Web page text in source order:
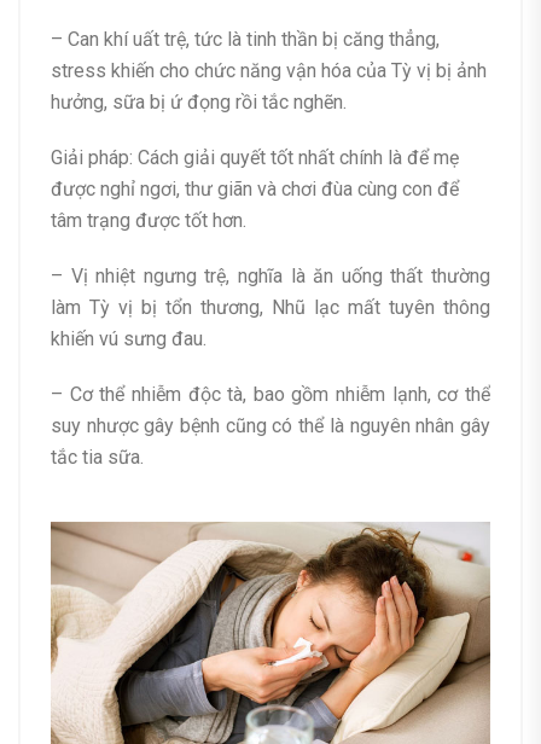
– Can khí uất trệ, tức là tinh thần bị căng thẳng,
stress khiến cho chức năng vận hóa của Tỳ vị bị ảnh
hưởng, sữa bị ứ đọng rồi tắc nghẽn.
Giải pháp: Cách giải quyết tốt nhất chính là để mẹ
được nghỉ ngơi, thư giãn và chơi đùa cùng con để
tâm trạng được tốt hơn.
– Vị nhiệt ngưng trệ, nghĩa là ăn uống thất thường
làm Tỳ vị bị tổn thương, Nhũ lạc mất tuyên thông
khiến vú sưng đau.
– Cơ thể nhiễm độc tà, bao gồm nhiễm lạnh, cơ thể
suy nhược gây bệnh cũng có thể là nguyên nhân gây
tắc tia sữa.